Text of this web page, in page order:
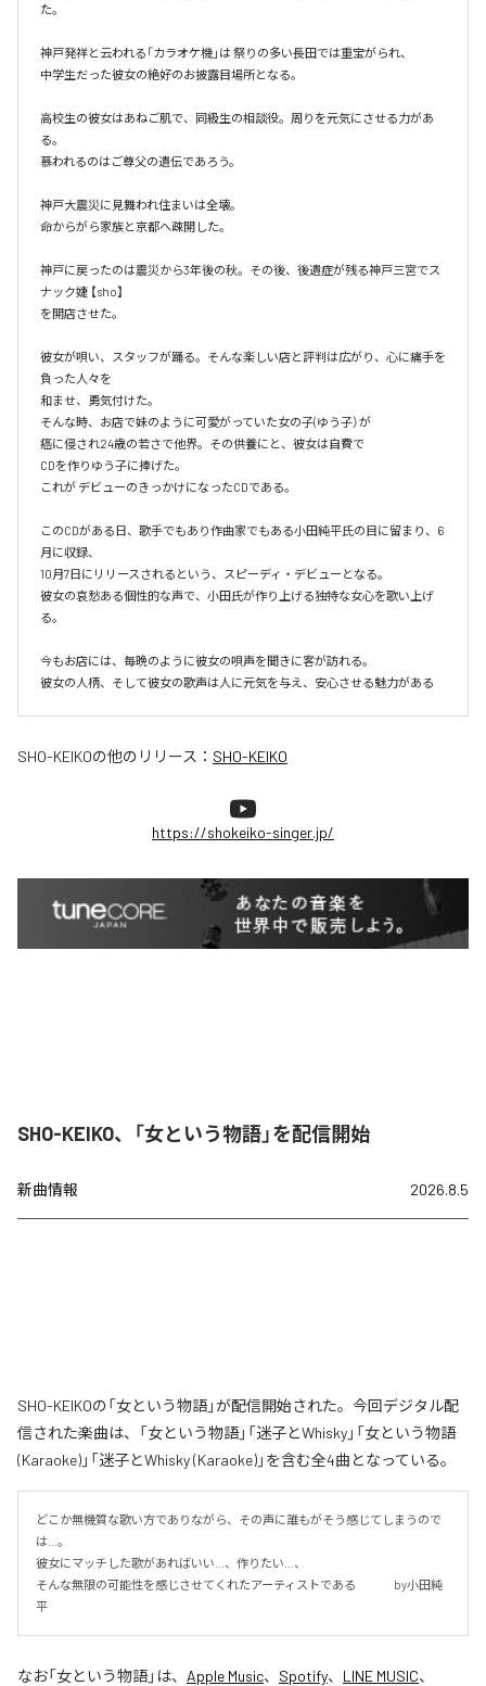
た。
神戸発祥と云われる「カラオケ機｣は 祭りの多い長田では重宝がられ、
中学生だった彼女の絶好のお披露目場所となる。
高校生の彼女はあねご肌で、同級生の相談役。周りを元気にさせる力があ
る。
慕われるのはご尊父の遺伝であろう。
神戸大震災に見舞われ住まいは全壊。
命からがら家族と京都へ疎開した。
神戸に戻ったのは震災から3年後の秋。その後、後遺症が残る神戸三宮でス
ナック婕 【sho】
を開店させた。
彼女が唄い、スタッフが踊る。そんな楽しい店と評判は広がり、心に痛手を
負った人々を
和ませ、勇気付けた。
そんな時、お店で妹のように可愛がっていた女の子(ゆう子）が
癌に侵され24歳の若さで他界。その供養にと、彼女は自費で
CDを作りゆう子に捧げた。
これが デビューのきっかけになったCDである。
このCDがある日、歌手でもあり作曲家でもある小田純平氏の目に留まり、6
月に収録、
10月7日にリリースされるという、スピーディ・デビューとなる。
彼女の哀愁ある個性的な声で、小田氏が作り上げる独特な女心を歌い上げ
る。
今もお店には、毎晩のように彼女の唄声を聞きに客が訪れる。
彼女の人柄、そして彼女の歌声は人に元気を与え、安心させる魅力がある
SHO-KEIKOの他のリリース： SHO-KEIKO
https://shokeiko-singer.jp/
SHO-KEIKO、「女という物語」を配信開始
新曲情報 2026.8.5
SHO-KEIKOの「女という物語」が配信開始された。今回デジタル配
信された楽曲は、「女という物語」「迷子とWhisky」「女という物語
(Karaoke)」「迷子とWhisky (Karaoke)」を含む全4曲となっている。
どこか無機質な歌い方でありながら、その声に誰もがそう感じてしまうので
は…。
彼女にマッチした歌があればいい…、作りたい…、
そんな無限の可能性を感じさせてくれたアーティストである 　　　by小田純
平
なお「女という物語」は、 Apple Music、 Spotify、 LINE MUSIC、